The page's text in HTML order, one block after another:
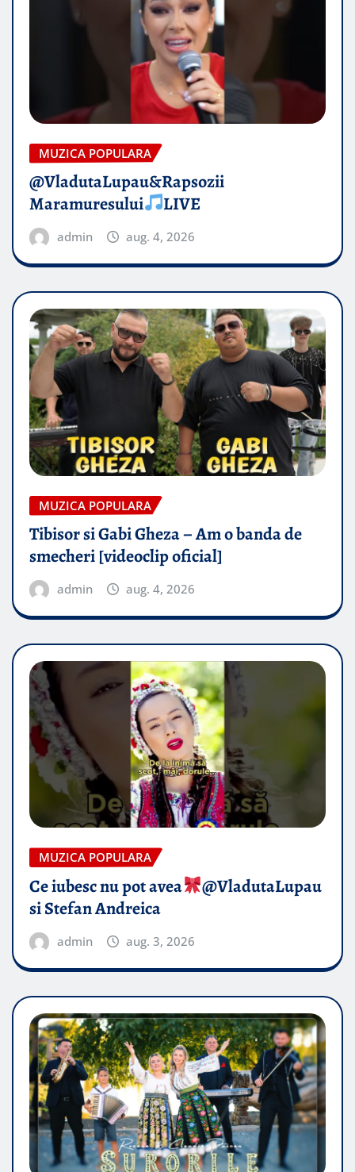
MUZICA POPULARA
@VladutaLupau&Rapsozii
Maramuresului
LIVE
admin aug. 4, 2026
MUZICA POPULARA
Tibisor si Gabi Gheza – Am o banda de
smecheri [videoclip oficial]
admin aug. 4, 2026
MUZICA POPULARA
Ce iubesc nu pot avea
​@VladutaLupau
si Stefan Andreica
admin aug. 3, 2026